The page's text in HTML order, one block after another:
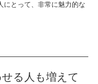
にとって、非常に魅力的な
る人も増えて